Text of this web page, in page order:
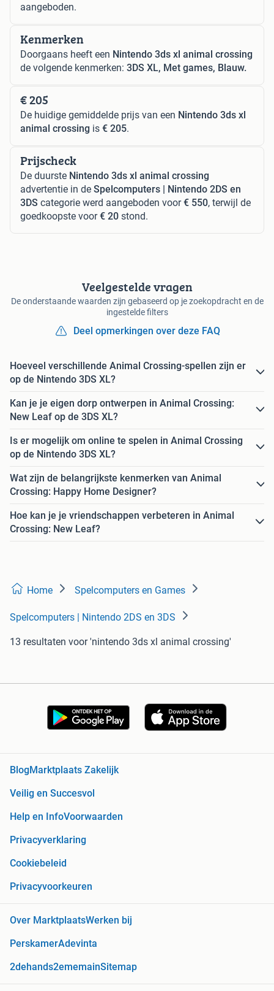
aangeboden.
Kenmerken
Doorgaans heeft een Nintendo 3ds xl animal crossing
de volgende kenmerken: 3DS XL, Met games, Blauw.
€ 205
De huidige gemiddelde prijs van een Nintendo 3ds xl
animal crossing is € 205.
Prijscheck
De duurste Nintendo 3ds xl animal crossing
advertentie in de Spelcomputers | Nintendo 2DS en
3DS categorie werd aangeboden voor€ 550, terwijl de
goedkoopste voor€ 20 stond.
Veelgestelde vragen
De onderstaande waarden zijn gebaseerd op je zoekopdracht en de
ingestelde filters
Deel opmerkingen over deze FAQ
Hoeveel verschillende Animal Crossing-spellen zijn er
op de Nintendo 3DS XL?
Kan je je eigen dorp ontwerpen in Animal Crossing:
New Leaf op de 3DS XL?
Is er mogelijk om online te spelen in Animal Crossing
op de Nintendo 3DS XL?
Wat zijn de belangrijkste kenmerken van Animal
Crossing: Happy Home Designer?
Hoe kan je je vriendschappen verbeteren in Animal
Crossing: New Leaf?
Home Spelcomputers en Games
Spelcomputers | Nintendo 2DS en 3DS
13 resultaten voor 'nintendo 3ds xl animal crossing'
BlogMarktplaats Zakelijk
Veilig en Succesvol
Help en InfoVoorwaarden
Privacyverklaring
Cookiebeleid
Privacyvoorkeuren
Over MarktplaatsWerken bij
PerskamerAdevinta
2dehands2ememainSitemap